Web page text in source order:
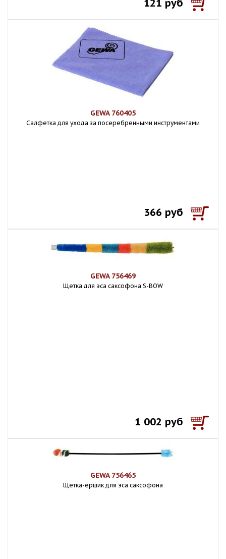
121 руб
GEWA 760405
Салфетка для ухода за посеребренными инструментами
366 руб
GEWA 756469
Щетка для эса саксофона S-BOW
1 002 руб
GEWA 756465
Щетка-ершик для эса саксофона